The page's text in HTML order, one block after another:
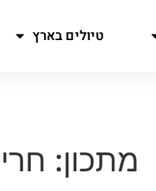
טיולים בארץ
מתכון: